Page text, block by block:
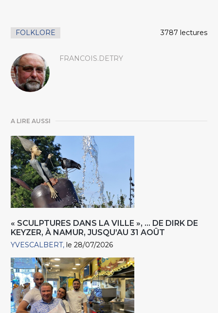
FOLKLORE 3787 lectures
FRANCOIS.DETRY
A LIRE AUSSI
« SCULPTURES DANS LA VILLE », … DE DIRK DE
KEYZER, À NAMUR, JUSQU’AU 31 AOÛT
YVESCALBERT le 28/07/2026